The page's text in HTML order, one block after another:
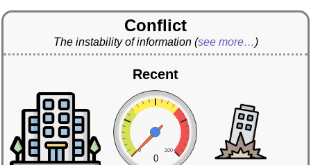
Conflict
The instability of information (see more…)
Recent
0 100
0